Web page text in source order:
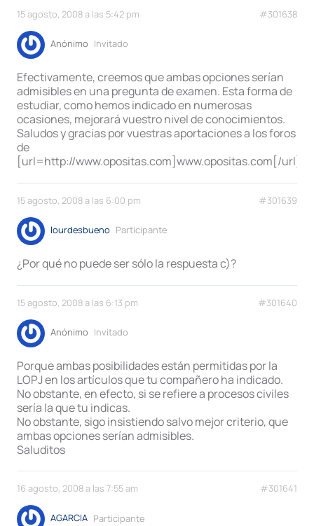
15 agosto, 2008 a las 5:42 pm #301638
Anónimo Invitado
Efectivamente, creemos que ambas opciones serían
admisibles en una pregunta de examen. Esta forma de
estudiar, como hemos indicado en numerosas
ocasiones, mejorará vuestro nivel de conocimientos.
Saludos y gracias por vuestras aportaciones a los foros
de
[url=http://www.opositas.com]www.opositas.com[/url]
15 agosto, 2008 a las 6:00 pm #301639
lourdesbueno Participante
¿Por qué no puede ser sólo la respuesta c)?
15 agosto, 2008 a las 6:13 pm #301640
Anónimo Invitado
Porque ambas posibilidades están permitidas por la
LOPJ en los artículos que tu compañero ha indicado.
No obstante, en efecto, si se refiere a procesos civiles
sería la que tu indicas.
No obstante, sigo insistiendo salvo mejor criterio, que
ambas opciones serían admisibles.
Saluditos
16 agosto, 2008 a las 7:55 am #301641
AGARCIA Participante